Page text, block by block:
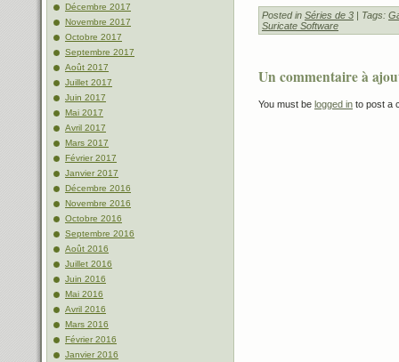
Décembre 2017
Novembre 2017
Octobre 2017
Septembre 2017
Août 2017
Juillet 2017
Juin 2017
Mai 2017
Avril 2017
Mars 2017
Février 2017
Janvier 2017
Décembre 2016
Novembre 2016
Octobre 2016
Septembre 2016
Août 2016
Juillet 2016
Juin 2016
Mai 2016
Avril 2016
Mars 2016
Février 2016
Janvier 2016
Posted in Séries de 3 | Tags:
Suricate Software
Un commentaire à
You must be logged in to post a